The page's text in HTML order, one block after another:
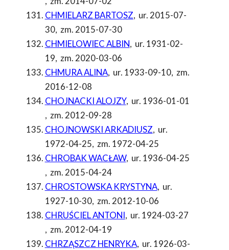
CHMIELARZ BARTOSZ, ur. 2015-07-
30, zm. 2015-07-30
CHMIELOWIEC ALBIN, ur. 1931-02-
19, zm. 2020-03-06
CHMURA ALINA, ur. 1933-09-10, zm.
2016-12-08
CHOJNACKI ALOJZY, ur. 1936-01-01
, zm. 2012-09-28
CHOJNOWSKI ARKADIUSZ, ur.
1972-04-25, zm. 1972-04-25
CHROBAK WACŁAW, ur. 1936-04-25
, zm. 2015-04-24
CHROSTOWSKA KRYSTYNA, ur.
1927-10-30, zm. 2012-10-06
CHRUŚCIEL ANTONI, ur. 1924-03-27
, zm. 2012-04-19
CHRZĄSZCZ HENRYKA, ur. 1926-03-